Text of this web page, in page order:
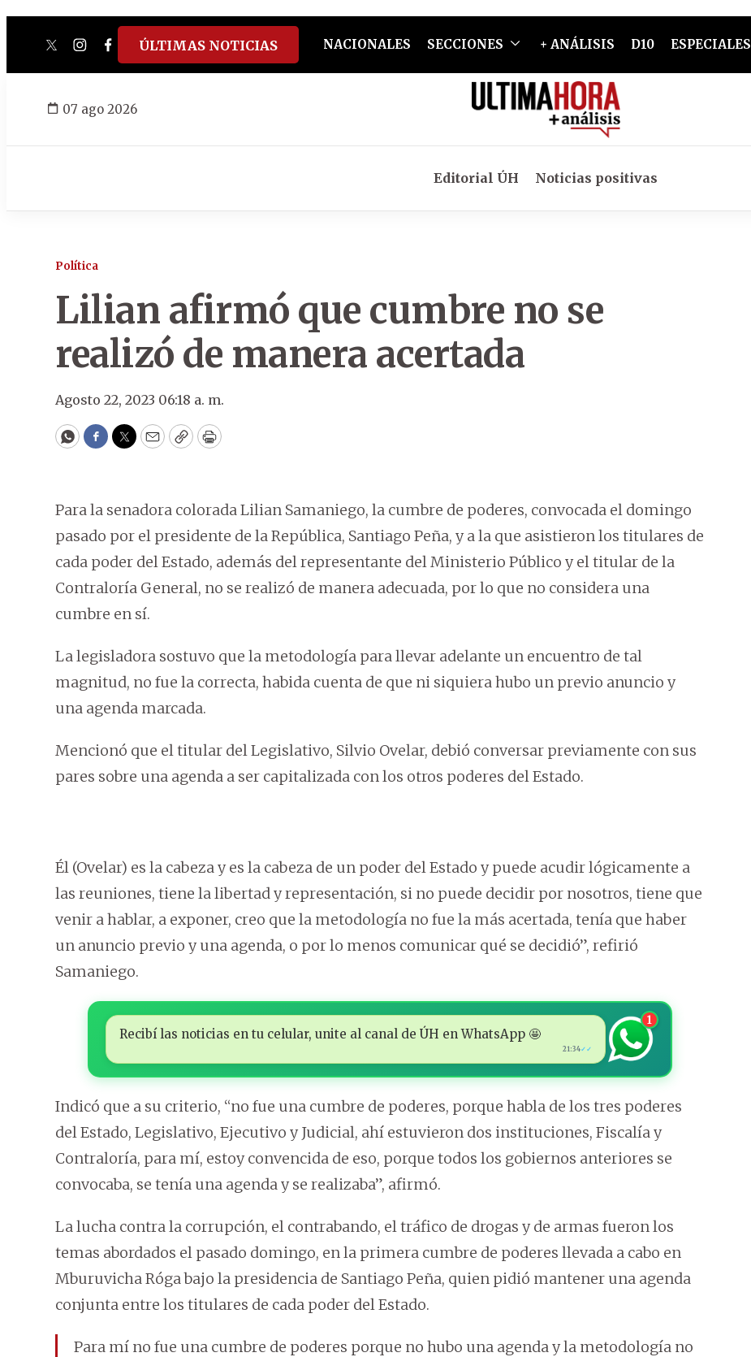
twitterinstagram
facebook
tiktokyoutube
spotify
ÚLTIMAS NOTICIAS NACIONALES SECCIONES + ANÁLISIS D10 ESPECIALES
07 ago 2026
Editorial ÚH Noticias positivas
Política
Lilian afirmó que cumbre no se
realizó de manera acertada
Agosto 22, 2023 06:18 a. m.
WhatsApp
Facebook
Twitter
EmailCopyPrint
Para la senadora colorada Lilian Samaniego, la cumbre de poderes, convocada el domingo
pasado por el presidente de la República, Santiago Peña, y a la que asistieron los titulares de
cada poder del Estado, además del representante del Ministerio Público y el titular de la
Contraloría General, no se realizó de manera adecuada, por lo que no considera una
cumbre en sí.
La legisladora sostuvo que la metodología para llevar adelante un encuentro de tal
magnitud, no fue la correcta, habida cuenta de que ni siquiera hubo un previo anuncio y
una agenda marcada.
Mencionó que el titular del Legislativo, Silvio Ovelar, debió conversar previamente con sus
pares sobre una agenda a ser capitalizada con los otros poderes del Estado.
Él (Ovelar) es la cabeza y es la cabeza de un poder del Estado y puede acudir lógicamente a
las reuniones, tiene la libertad y representación, si no puede decidir por nosotros, tiene que
venir a hablar, a exponer, creo que la metodología no fue la más acertada, tenía que haber
un anuncio previo y una agenda, o por lo menos comunicar qué se decidió”, refirió
Samaniego.
Recibí las noticias en tu celular, unite al canal de ÚH en WhatsApp 🤩
21:34✓✓
1
Indicó que a su criterio, “no fue una cumbre de poderes, porque habla de los tres poderes
del Estado, Legislativo, Ejecutivo y Judicial, ahí estuvieron dos instituciones, Fiscalía y
Contraloría, para mí, estoy convencida de eso, porque todos los gobiernos anteriores se
convocaba, se tenía una agenda y se realizaba”, afirmó.
La lucha contra la corrupción, el contrabando, el tráfico de drogas y de armas fueron los
temas abordados el pasado domingo, en la primera cumbre de poderes llevada a cabo en
Mburuvicha Róga bajo la presidencia de Santiago Peña, quien pidió mantener una agenda
conjunta entre los titulares de cada poder del Estado.
Para mí no fue una cumbre de poderes porque no hubo una agenda y la metodología no